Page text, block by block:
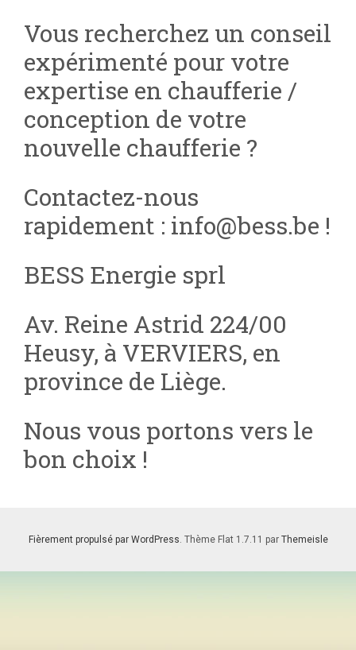
Vous recherchez un conseil
expérimenté pour votre
expertise en chaufferie /
conception de votre
nouvelle chaufferie ?
Contactez-nous
rapidement : info@bess.be !
BESS Energie sprl
Av. Reine Astrid 224/00
Heusy, à VERVIERS, en
province de Liège.
Nous vous portons vers le
bon choix !
Fièrement propulsé par WordPress. Thème Flat 1.7.11 par Themeisle